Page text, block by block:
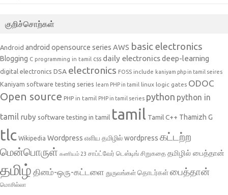
குறிச்சொற்கள்
Android android opensource series AWS basic electronics
Blogging C programming in tamil css daily electronicsdeep-learning
digital electronics DSA electronics FOSS include kaniyam php in tamil seires
Kaniyam software testing series learn PHP in tamil linux logic gates ODOC
Open source PHP in tamil PHP in tamil series python python in
tamil ruby software testing in tamil tamil Tamil C++ Thamizh G
tlc Wikipedia Wordpress எளிய தமிழில் wordpress கட்டற்ற
மென்பொருள் கணியம் 23 சாப்ட்வேர் டெஸ்டிங் சிறுகதை தமிழில் பைத்தான்
தமிழ் தினம்-ஒரு-கட்டளை துருவங்கள் தொடர்கள்பைத்தான்
மொசில்லா